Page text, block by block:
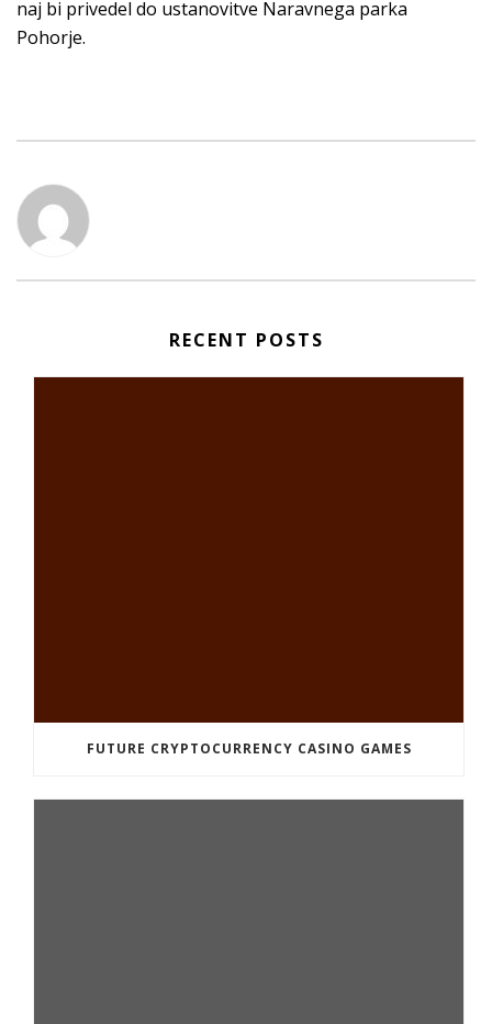
naj bi privedel do ustanovitve Naravnega parka
Pohorje.
RECENT POSTS
FUTURE CRYPTOCURRENCY CASINO GAMES